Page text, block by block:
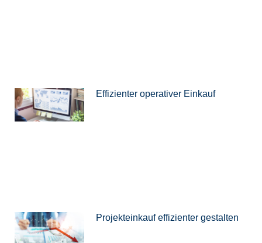
Effizienter operativer Einkauf
Projekteinkauf effizienter gestalten